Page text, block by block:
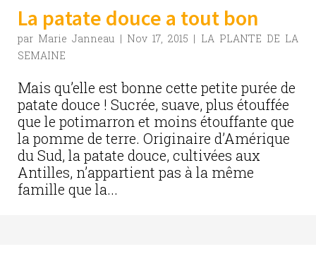
La patate douce a tout bon
par Marie Janneau | Nov 17, 2015 | LA PLANTE DE LA
SEMAINE
Mais qu’elle est bonne cette petite purée de
patate douce ! Sucrée, suave, plus étouffée
que le potimarron et moins étouffante que
la pomme de terre. Originaire d’Amérique
du Sud, la patate douce, cultivées aux
Antilles, n’appartient pas à la même
famille que la...